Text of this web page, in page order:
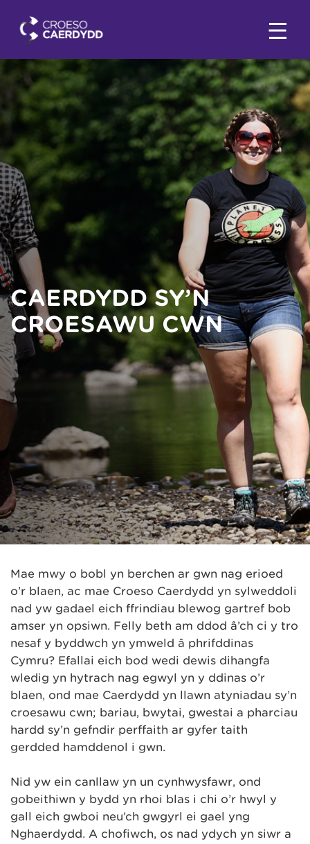
CAERDYDD SY’N
CROESAWU CŴN
Mae mwy o bobl yn berchen ar gŵn nag erioed
o’r blaen, ac mae Croeso Caerdydd yn sylweddoli
nad yw gadael eich ffrindiau blewog gartref bob
amser yn opsiwn. Felly beth am ddod â’ch ci y tro
nesaf y byddwch yn ymweld â phrifddinas
Cymru? Efallai eich bod wedi dewis dihangfa
wledig yn hytrach nag egwyl yn y ddinas o’r
blaen, ond mae Caerdydd yn llawn atyniadau sy’n
croesawu cŵn; bariau, bwytai, gwestai a pharciau
hardd sy’n gefndir perffaith ar gyfer taith
gerdded hamddenol i gŵn.
Nid yw ein canllaw yn un cynhwysfawr, ond
gobeithiwn y bydd yn rhoi blas i chi o’r hwyl y
gall eich gwboi neu’ch gwgyrl ei gael yng
Nghaerdydd. A chofiwch, os nad ydych yn siŵr a